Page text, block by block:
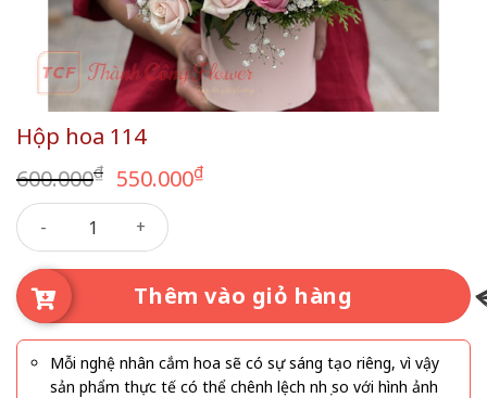
Hộp hoa 114
600.000₫ Giá
gốc
là:
600.000₫.
550.000₫Giá
550.000₫.
Hộp hoa 114 số lượng
Thêm vào giỏ hàng
Mỗi nghệ nhân cắm hoa sẽ có sự sáng tạo riêng, vì vậy
sản phẩm thực tế có thể chênh lệch nhẹ so với hình ảnh